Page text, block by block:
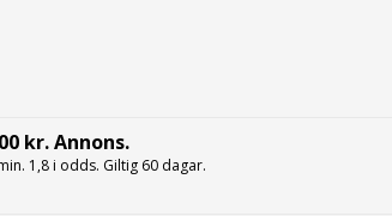
kr. Annons.
1,8 i odds. Giltig 60 dagar.